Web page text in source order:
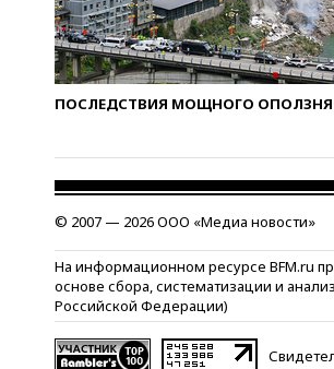
ПОСЛЕДСТВИЯ МОЩНОГО ОПОЛЗНЯ
© 2007 — 2026 ООО «Медиа новости»
На информационном ресурсе BFM.ru
основе сбора, систематизации и
Российской Федерации)